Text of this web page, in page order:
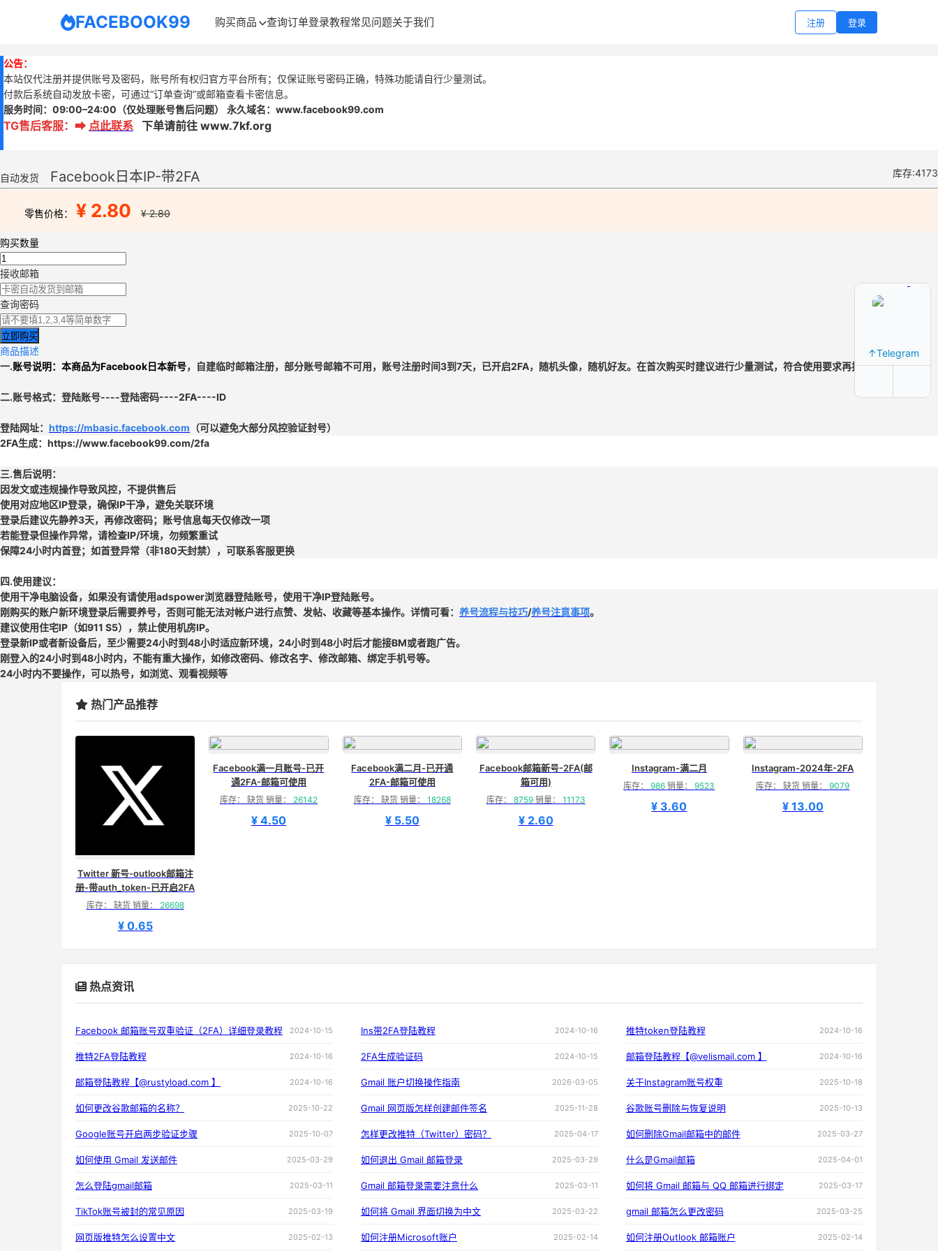
FACEBOOK99 购买商品 查询订单登录教程常见问题关于我们 注册 登录
公告：
本站仅代注册并提供账号及密码，账号所有权归官方平台所有；仅保证账号密码正确，特殊功能请自行少量测试。
付款后系统自动发放卡密，可通过“订单查询”或邮箱查看卡密信息。
服务时间： 09:00–24:00 （仅处理账号售后问题） 永久域名：www.facebook99.com
TG售后客服： ➡ 点此联系 下单请前往 www.7kf.org
自动发货 Facebook日本IP-带2FA 库存:4173
零售价格： ¥ 2.80 ¥ 2.80
购买数量
接收邮箱
查询密码
立即购买
商品描述
一.账号说明：本商品为Facebook日本新号， 自建临时邮箱注册，部分账号邮箱不可用， 账号注册时间3到7天，已开启2FA，随机头像，随机好友。在首次购买时建议进行少量测试，符合使用要求再批量购买。
二.账号格式： 登陆账号----登陆密码----2FA----ID
登陆网址： https://mbasic.facebook.com （可以避免大部分风控验证封号）
2FA生成：https://www.facebook99.com/2fa
三.售后说明：
因发文或违规操作导致风控，不提供售后
使用对应地区IP登录，确保IP干净，避免关联环境
登录后建议先静养3天，再修改密码；账号信息每天仅修改一项
若能登录但操作异常，请检查IP/环境，勿频繁重试
保障24小时内首登；如首登异常（非180天封禁），可联系客服更换
四.使用建议：
使用干净电脑设备，如果没有请使用adspower浏览器登陆账号，使用干净IP登陆账号。
刚购买的账户新环境登录后需要养号，否则可能无法对帐户进行点赞、发帖、收藏等基本操作。详情可看： 养号流程与技巧/养号注意事项。
建议使用住宅IP（如911 S5），禁止使用机房IP。
登录新IP或者新设备后，至少需要24小时到48小时适应新环境，24小时到48小时后才能接BM或者跑广告。
刚登入的24小时到48小时内，不能有重大操作，如修改密码、修改名字、修改邮箱、绑定手机号等。
24小时内不要操作，可以热号，如浏览、观看视频等
热门产品推荐
Twitter 新号-outlook邮箱注
册-带auth_token-已开启2FA
库存： 缺货 销量： 26698
¥ 0.65
Facebook满一月账号-已开
通2FA-邮箱可使用
库存： 缺货 销量： 26142
¥ 4.50
Facebook满二月-已开通
2FA-邮箱可使用
库存： 缺货 销量： 18268
¥ 5.50
Facebook邮箱新号-2FA(邮
箱可用)
库存： 8759销量： 11173
¥ 2.60
Instagram-满二月
库存：986 销量：9523
¥ 3.60
Instagram-2024年-2FA
库存： 缺货 销量：9079
¥ 13.00
热点资讯
Facebook 邮箱账号双重验证（2FA）详细登录教程 2024-10-15 Ins带2FA登陆教程 2024-10-16 推特token登陆教程 2024-10-16
推特2FA登陆教程 2024-10-16 2FA生成验证码 2024-10-15 邮箱登陆教程【@velismail.com 】 2024-10-16
邮箱登陆教程【@rustyload.com 】 2024-10-16 Gmail 账户切换操作指南 2026-03-05 关于Instagram账号权重 2025-10-18
如何更改谷歌邮箱的名称？ 2025-10-22 Gmail 网页版怎样创建邮件签名 2025-11-28 谷歌账号删除与恢复说明 2025-10-13
Google账号开启两步验证步骤 2025-10-07 怎样更改推特（Twitter）密码？ 2025-04-17 如何删除Gmail邮箱中的邮件 2025-03-27
如何使用 Gmail 发送邮件 2025-03-29 如何退出 Gmail 邮箱登录 2025-03-29 什么是Gmail邮箱 2025-04-01
怎么登陆gmail邮箱 2025-03-11 Gmail 邮箱登录需要注意什么 2025-03-11 如何将 Gmail 邮箱与 QQ 邮箱进行绑定 2025-03-17
TikTok账号被封的常见原因 2025-03-19 如何将 Gmail 界面切换为中文 2025-03-22 gmail 邮箱怎么更改密码 2025-03-25
网页版推特怎么设置中文 2025-02-13 如何注册Microsoft账户 2025-02-14 如何注册Outlook 邮箱账户 2025-02-14
↑Telegram